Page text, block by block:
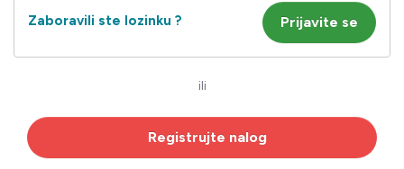
Zaboravili ste lozinku ?
ili
Registrujte nalog